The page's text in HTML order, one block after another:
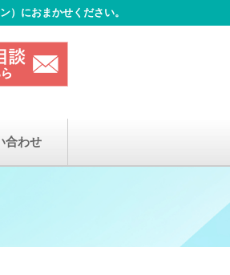
）におまかせください。
合わせ